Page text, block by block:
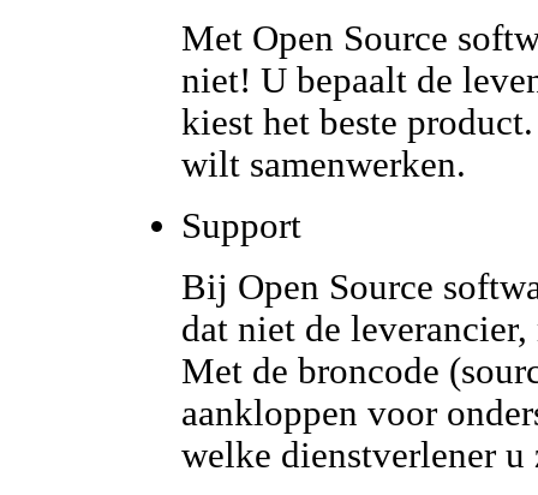
Met Open Source
niet! U bepaalt de
kiest het beste
wilt samenwerken.
Support
Bij Open Source
dat niet de
Met de broncode
aankloppen voor
welke dienstverlener